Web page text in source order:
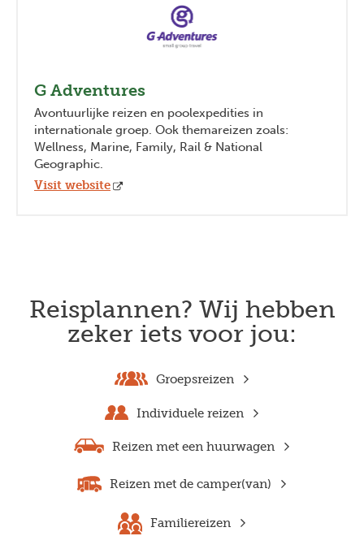
G Adventures
Avontuurlijke reizen en poolexpedities in
internationale groep. Ook themareizen zoals:
Wellness, Marine, Family, Rail & National
Geographic.
Visit website
Reisplannen? Wij hebben
zeker iets voor jou:
Groepsreizen
Individuele reizen
Reizen met een huurwagen
Reizen met de camper(van)
Familiereizen
Previous